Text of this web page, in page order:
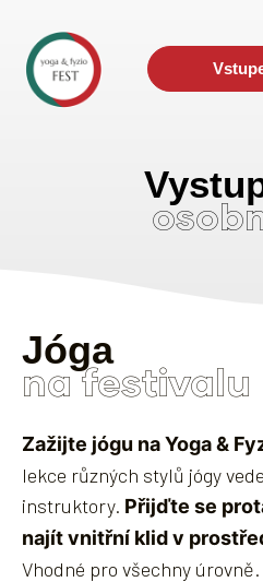
Jóga
na festivalu
Zažijte jógu na Yoga &
lekce různých stylů jógy
instruktory. Přijďte se
najít vnitřní klid v
Vhodné pro všechny úrovně.